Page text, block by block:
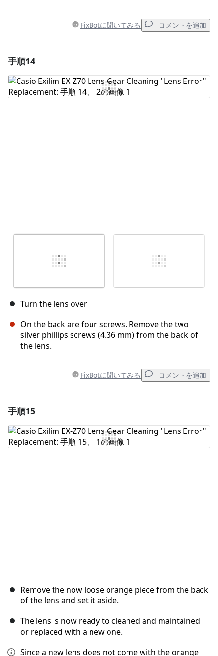
FixBotに聞いてみる コメントを追加
コメントを追加
手順14
Turn the lens over
On the back are four screws. Remove the two
silver phillips screws (4.36 mm) from the back of
the lens.
FixBotに聞いてみる コメントを追加
コメントを追加
手順15
Remove the now loose orange piece from the back
of the lens and set it aside.
The lens is now ready to cleaned and maintained
or replaced with a new one.
Since a new lens does not come with the orange